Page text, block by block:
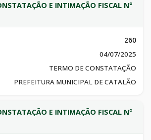
E INTIMAÇÃO FISCAL N°
260
04/07/2025
TERMO DE CONSTATAÇÃO
PREFEITURA MUNICIPAL DE CATALÃO
E INTIMAÇÃO FISCAL N°